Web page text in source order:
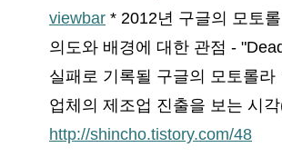
viewbar * 2012년 구글의 모토롤
의도와 배경에 대한 관점 -
실패로 기록될 구글의 모토롤라
업체의 제조업 진출을 보는 시
http://shincho.tistory.com/48